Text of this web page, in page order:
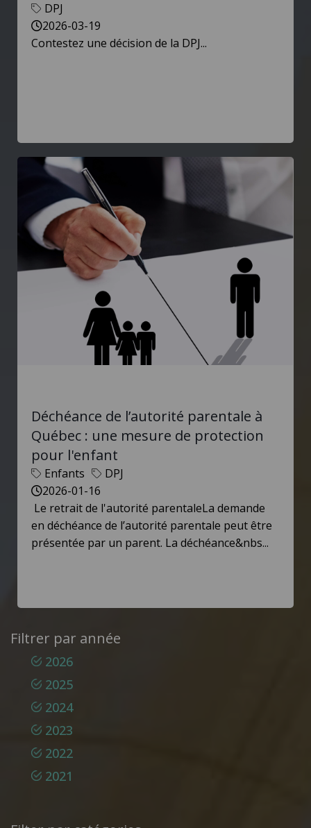
DPJ
2026-03-19
Contestez une décision de la DPJ...
Déchéance de l’autorité parentale à
Québec : une mesure de protection
pour l'enfant
Enfants
DPJ
2026-01-16
Le retrait de l'autorité parentaleLa demande
en déchéance de l’autorité parentale peut être
présentée par un parent. La déchéance&nbs...
Filtrer par année
2026
2025
2024
2023
2022
2021